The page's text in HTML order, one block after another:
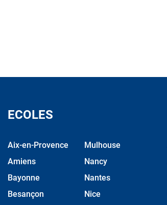
ECOLES
Aix-en-Provence
Amiens
Bayonne
Besançon
Mulhouse
Nancy
Nantes
Nice